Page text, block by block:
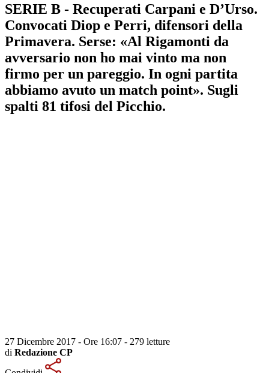
SERIE B - Recuperati Carpani e D’Urso.
Convocati Diop e Perri, difensori della
Primavera. Serse: «Al Rigamonti da
avversario non ho mai vinto ma non
firmo per un pareggio. In ogni partita
abbiamo avuto un match point». Sugli
spalti 81 tifosi del Picchio.
27 Dicembre 2017 - Ore 16:07 - 279 letture
di Redazione CP